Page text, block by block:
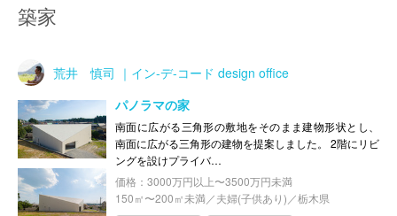
築家
荒井 慎司 ｜イン-デ-コード design office
パノラマの家
南面に広がる三角形の敷地をそのまま建物形状とし、
南面に広がる三角形の建物を提案しました。 2階にリビ
ングを設けプライバ…
価格：3000万円以上〜3500万円未満
150㎡〜200㎡未満／夫婦(子供あり)／栃木県